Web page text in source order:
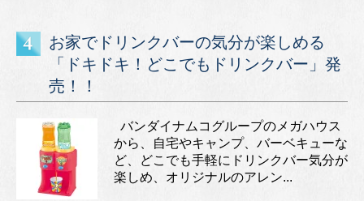
お家でドリンクバーの気分が楽しめる
「ドキドキ！どこでもドリンクバー」発
売！！
バンダイナムコグループのメガハウス
から、自宅やキャンプ、バーベキューな
ど、どこでも手軽にドリンクバー気分が
楽しめ、オリジナルのアレン...